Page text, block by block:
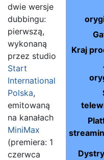
Kraj
dwie wersje
dubbingu:
pierwszą,
wykonaną
przez studio
Start
International
Polska,
emitowaną
na kanałach
MiniMax
(premiera: 1
czerwca